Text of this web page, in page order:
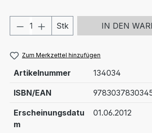
Produkt Anzahl: Gib den
Stk IN DEN
Zum Merkzettel hinzufügen
Artikelnummer 134034
ISBN/EAN
Erscheinungsdatu
m
01.06.2012